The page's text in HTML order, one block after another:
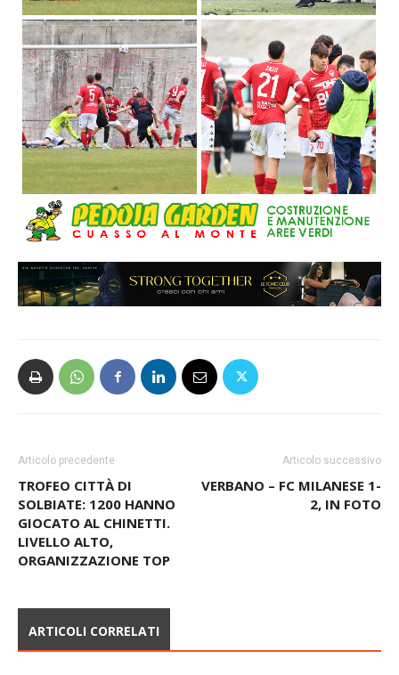
Articolo precedente
TROFEO CITTÀ DI
SOLBIATE: 1200 HANNO
GIOCATO AL CHINETTI.
LIVELLO ALTO,
ORGANIZZAZIONE TOP
Articolo successivo
VERBANO – FC MILANESE 1-
2, IN FOTO
ARTICOLI CORRELATI